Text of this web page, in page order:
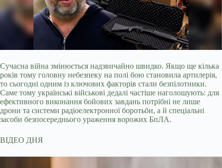
Сучасна війна змінюється надзвичайно швидко. Якщо ще кілька
років тому головну небезпеку на полі бою становила артилерія,
то сьогодні одним із ключових факторів стали безпілотники.
Саме тому українські військові дедалі частіше наголошують: для
ефективного виконання бойових завдань потрібні не лише
дрони та системи радіоелектронної боротьби, а й спеціальні
засоби безпосереднього ураження ворожих БпЛА.
ВІДЕО ДНЯ